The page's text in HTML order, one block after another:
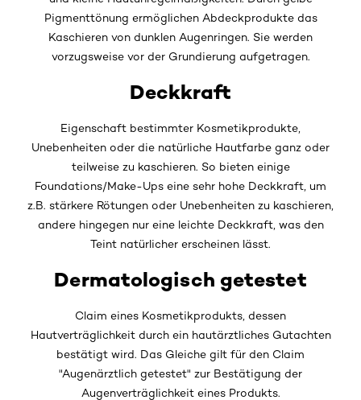
Pigmenttönung ermöglichen Abdeckprodukte das
Kaschieren von dunklen Augenringen. Sie werden
vorzugsweise vor der Grundierung aufgetragen.
Deckkraft
Eigenschaft bestimmter Kosmetikprodukte,
Unebenheiten oder die natürliche Hautfarbe ganz oder
teilweise zu kaschieren. So bieten einige
Foundations/Make-Ups eine sehr hohe Deckkraft, um
z.B. stärkere Rötungen oder Unebenheiten zu kaschieren,
andere hingegen nur eine leichte Deckkraft, was den
Teint natürlicher erscheinen lässt.
Dermatologisch getestet
Claim eines Kosmetikprodukts, dessen
Hautverträglichkeit durch ein hautärztliches Gutachten
bestätigt wird. Das Gleiche gilt für den Claim
"Augenärztlich getestet" zur Bestätigung der
Augenverträglichkeit eines Produkts.